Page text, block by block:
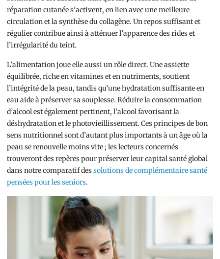
réparation cutanée s’activent, en lien avec une meilleure
circulation et la synthèse du collagène. Un repos suffisant et
régulier contribue ainsi à atténuer l’apparence des rides et
l’irrégularité du teint.
L’alimentation joue elle aussi un rôle direct. Une assiette
équilibrée, riche en vitamines et en nutriments, soutient
l’intégrité de la peau, tandis qu’une hydratation suffisante en
eau aide à préserver sa souplesse. Réduire la consommation
d’alcool est également pertinent, l’alcool favorisant la
déshydratation et le photovieillissement. Ces principes de bon
sens nutritionnel sont d’autant plus importants à un âge où la
peau se renouvelle moins vite ; les lecteurs concernés
trouveront des repères pour préserver leur capital santé global
dans notre comparatif dessolutions de complémentaire santé
pensées pour les seniors.